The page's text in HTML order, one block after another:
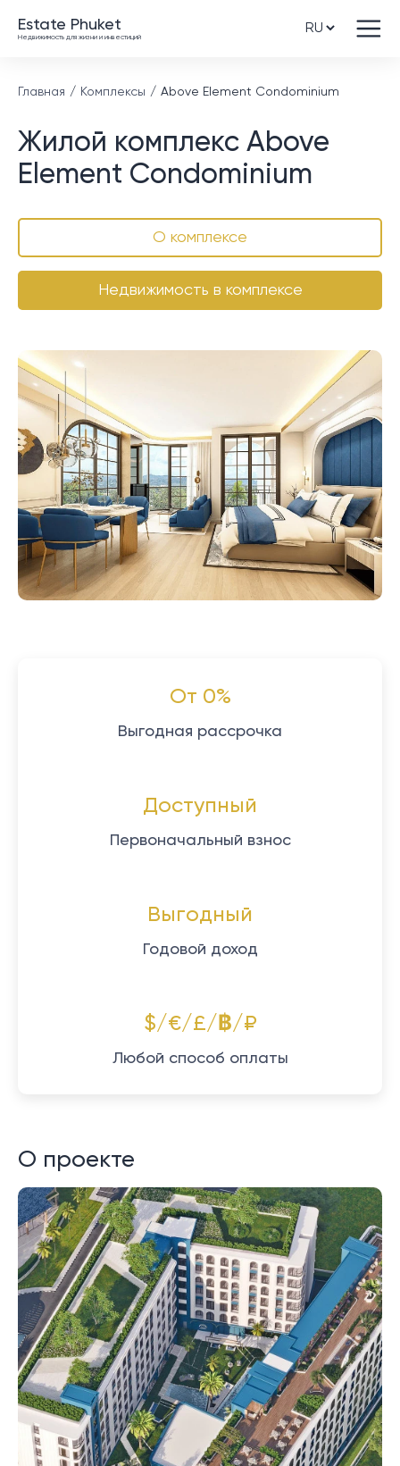
Estate Phuket
Недвижимость для жизни и инвестиций
Главная Комплексы Above Element Condominium
Жилой комплекс Above
Element Condominium
О комплексе
Недвижимость в комплексе
От 0%
Выгодная рассрочка
Доступный
Первоначальный взнос
Выгодный
Годовой доход
$/€/£/฿/₽
Любой способ оплаты
О проекте